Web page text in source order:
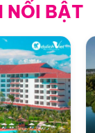
NỔI BẬT